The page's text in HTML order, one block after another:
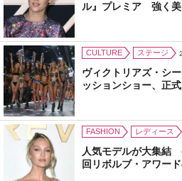
ル』プレミア 強く美
CULTURE ステージ
ヴィクトリアズ・シ
ッションショー、正
FASHION レディース
人気モデルが大集結
回リボルブ・アワー